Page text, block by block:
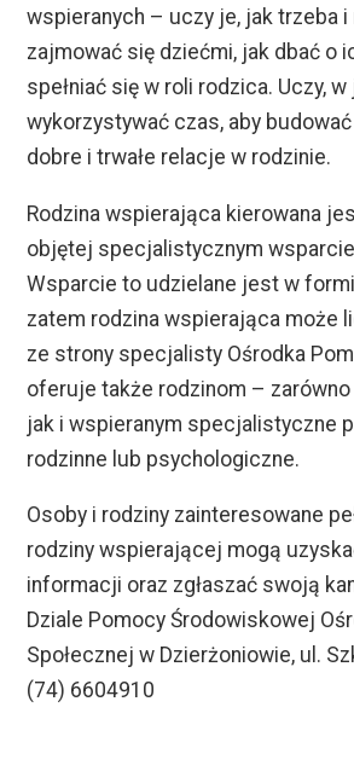
wspieranych – uczy je, jak trzeba i
zajmować się dziećmi, jak dbać o
spełniać się w roli rodzica. Uczy,
wykorzystywać czas, aby
dobre i trwałe relacje w rodzinie.
Rodzina wspierająca kierowana
objętej specjalistycznym
Wsparcie to udzielane jest w
zatem rodzina wspierająca może
ze strony specjalisty Ośrodka
oferuje także rodzinom –
jak i wspieranym specjalistyczne
rodzinne lub psychologiczne.
Osoby i rodziny zainteresowane
rodziny wspierającej mogą
informacji oraz zgłaszać swoją
Dziale Pomocy Środowiskowej
Społecznej w Dzierżoniowie, ul.
(74) 6604910